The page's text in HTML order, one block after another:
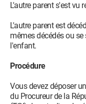
L'autre parent s'est vu
L'autre parent est
mêmes décédés ou
l'enfant.
Procédure
Vous devez déposer
du Procureur de la